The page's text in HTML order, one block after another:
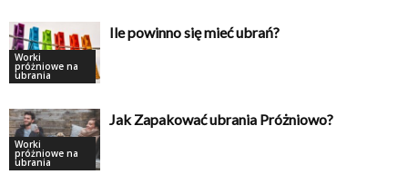
Worki
próżniowe na
ubrania
Ile powinno się mieć ubrań?
Worki
próżniowe na
ubrania
Jak Zapakować ubrania Próżniowo?